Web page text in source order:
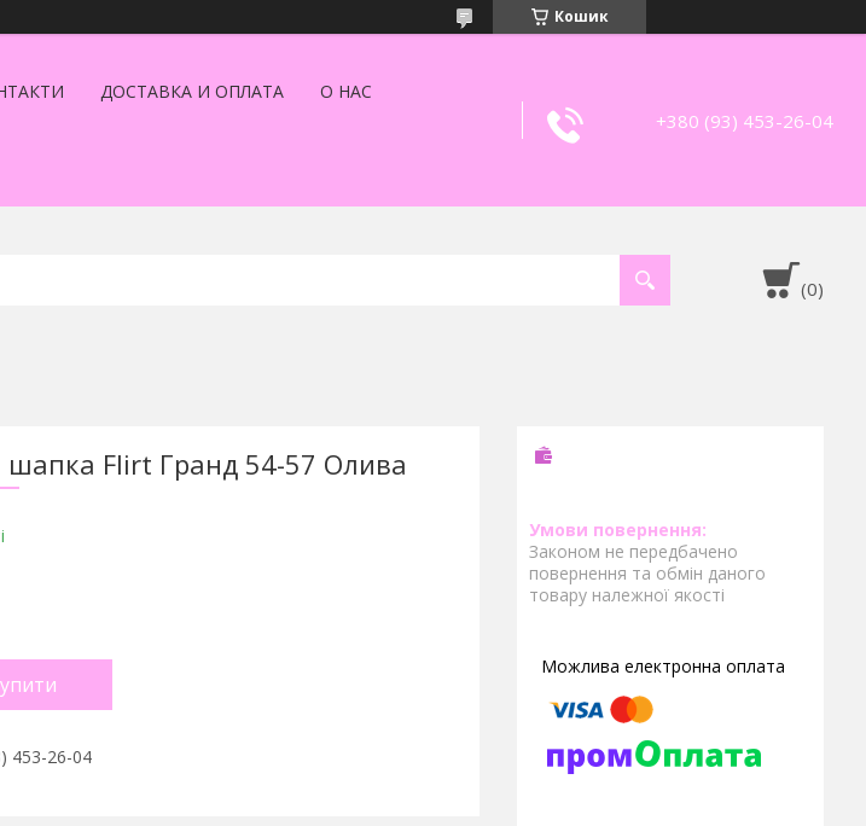
Кошик
ДОСТАВКА И ОПЛАТА О НАС
+380 (93) 453-26-04
шапка Flirt Гранд 54-57 Олива
453-26-04
Законом не передбачено
повернення та обмін даного
товару належної якості